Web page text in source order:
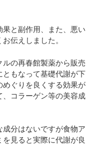
と副作用、また、悪い
伝えしました。
の再春館製薬から販売
ともなって基礎代謝が下
ぐりを良くする効果が
コラーゲン等の美容成
分はないですが食物ア
見ると実際に代謝が良